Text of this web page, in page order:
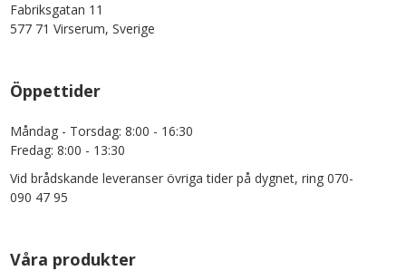
Fabriksgatan 11
577 71 Virserum, Sverige
Öppettider
Måndag - Torsdag: 8:00 - 16:30
Fredag: 8:00 - 13:30
Vid brådskande leveranser övriga tider på dygnet, ring 070-
090 47 95
Våra produkter